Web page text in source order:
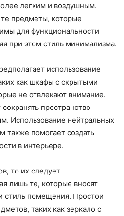
легким и воздушным.
предметы, которые
для функциональности
при этом стиль минимализма.
использование
как шкафы с скрытыми
не отвлекают внимание.
пространство
Использование нейтральных
также помогает создать
в интерьере.
то их следует
лишь те, которые вносят
стиль помещения. Простой
таких как зеркало с